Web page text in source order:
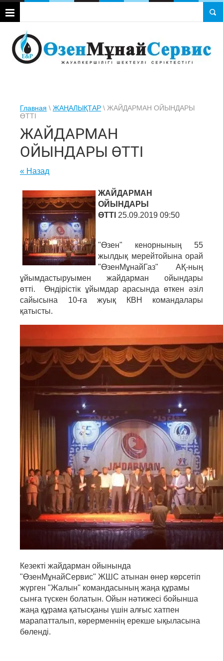
Главная \ ЖАҢАЛЫҚТАР \ ЖАЙДАРМАН ОЙЫНДАРЫ
ӨТТІ
ЖАЙДАРМАН
ОЙЫНДАРЫ ӨТТІ
« Назад
ЖАЙДАРМАН
ОЙЫНДАРЫ
ӨТТІ 25.09.2019 09:50
"Өзен" кенорнының 55
жылдық мерейтойына орай
"ӨзенМұнайГаз" АҚ-ның
ұйымдастыруымен жайдарман ойындары
өтті. Өндірістік ұйымдар арасында өткен әзіл
сайысына 10-ға жуық КВН командалары
қатысты.
Кезекті жайдарман ойынында
"ӨзенМұнайСервис" ЖШС атынан өнер көрсетіп
жүрген "Жалын" командасының жаңа құрамы
сынға түскен болатын. Ойын нәтижесі бойынша
жаңа құрама қатысқаны үшін алғыс хатпен
марапатталып, көрерменнің ерекше ықыласына
бөленді.